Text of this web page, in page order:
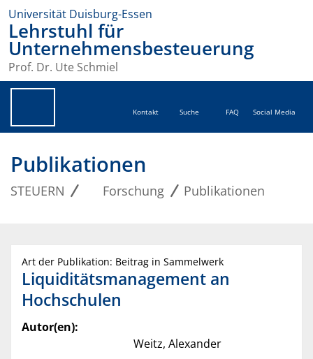
Universität Duisburg-Essen
Lehrstuhl für
Unternehmensbesteuerung
Prof. Dr. Ute Schmiel
Kontakt Suche FAQ Social Media
Publikationen
STEUERN Forschung Publikationen
Art der Publikation: Beitrag in Sammelwerk
Liquiditätsmanagement an
Hochschulen
Autor(en):
Weitz, Alexander